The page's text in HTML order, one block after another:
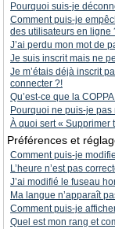
Pourquoi suis-je
Comment puis-je
des utilisateurs en ligne
J’ai perdu mon mot de
Je suis inscrit mais ne
Je m’étais déjà inscrit
connecter ?!
Qu’est-ce que la
Pourquoi ne puis-je pas
À quoi sert « Supprimer
Préférences et
Comment puis-je
L’heure n’est pas
J’ai modifié le fuseau
Ma langue n’apparaît
Comment puis-je
Quel est mon rang et